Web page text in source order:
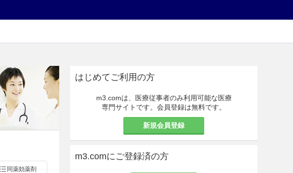
同薬効薬剤
はじめてご利用の方
m3.comは、医療従事者のみ利用可能な医療
専門サイトです。会員登録は無料です。
新規会員登録
m3.comにご登録済の方